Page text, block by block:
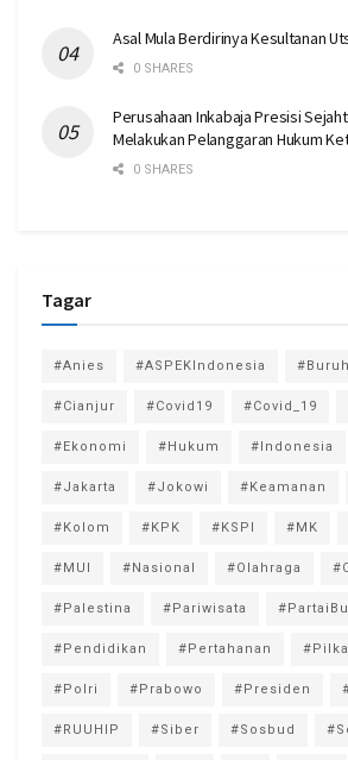
Asal Mula Berdirinya Kesultanan
0 SHARES
Perusahaan Inkabaja Presisi
Melakukan Pelanggaran Hukum
0 SHARES
Tagar
#Anies #ASPEKIndonesia #Buruh
#Cianjur #Covid19 #Covid_19
#Ekonomi #Hukum #Indonesia
#Jakarta #Jokowi #Keamanan
#Kolom #KPK #KSPI #MK
#MUI #Nasional #Olahraga
#Palestina #Pariwisata
#Pendidikan #Pertahanan
#Polri #Prabowo #Presiden
#RUUHIP #Siber #Sosbud